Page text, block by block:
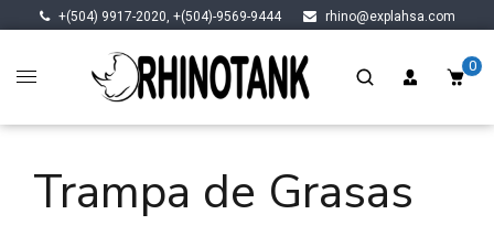
+(504) 9917-2020, +(504)-9569-9444 rhino@explahsa.com
0
Trampa de Grasas